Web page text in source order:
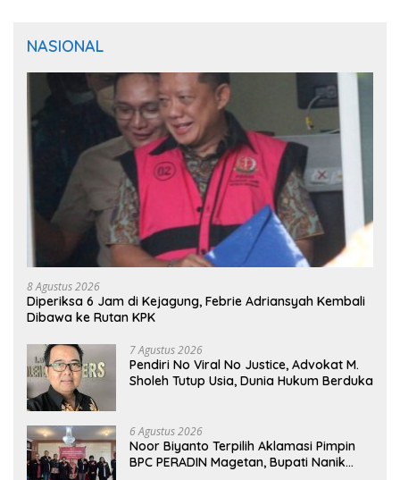
NASIONAL
8 Agustus 2026
Diperiksa 6 Jam di Kejagung, Febrie Adriansyah Kembali
Dibawa ke Rutan KPK
7 Agustus 2026
Pendiri No Viral No Justice, Advokat M.
Sholeh Tutup Usia, Dunia Hukum Berduka
6 Agustus 2026
Noor Biyanto Terpilih Aklamasi Pimpin
BPC PERADIN Magetan, Bupati Nanik